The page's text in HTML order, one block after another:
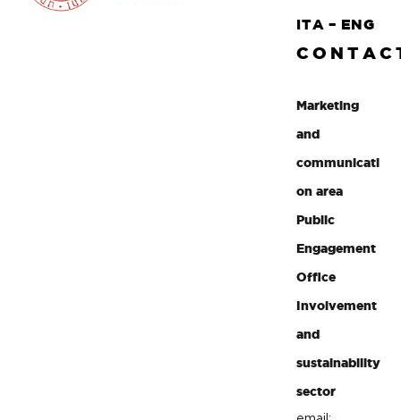
ITA – ENG
Marketing
and
communicati
on area
Public
Engagement
Office
Involvement
and
sustainability
sector